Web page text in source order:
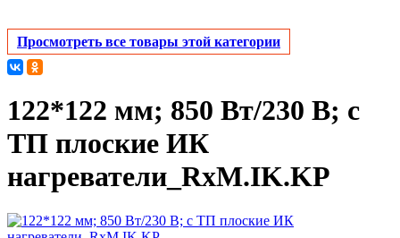
Просмотреть все товары этой категории
122*122 мм; 850 Вт/230 В; с
ТП плоские ИК
нагреватели_RxM.IK.KP